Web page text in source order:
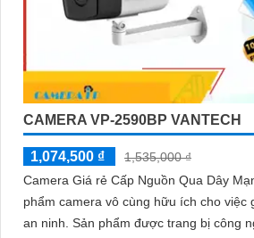
CAMERA VP-2590BP VANTECH
1,074,500 ₫
1,535,000 ₫
Camera Giá rẻ Cấp Nguồn Qua Dây
phẩm camera vô cùng hữu ích cho việc
an ninh. Sản phẩm được trang bị công nghệ hình ảnh sắc nét